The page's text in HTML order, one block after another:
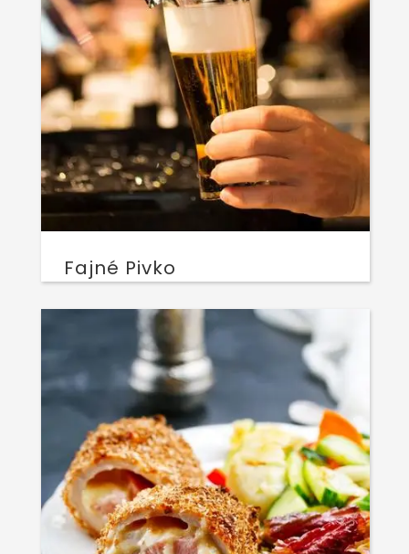
Fajné Pivko